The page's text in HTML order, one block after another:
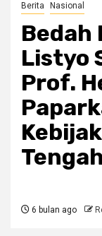
Berita Nasional
Bedah
Listyo
Prof.
6 bulan ago